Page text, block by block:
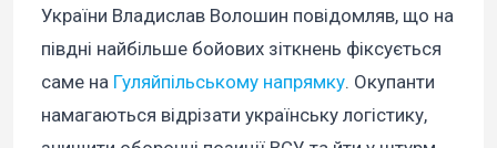
України Владислав Волошин повідомляв, що на
півдні найбільше бойових зіткнень фіксується
саме на Гуляйпільському напрямку. Окупанти
намагаються відрізати українську логістику,